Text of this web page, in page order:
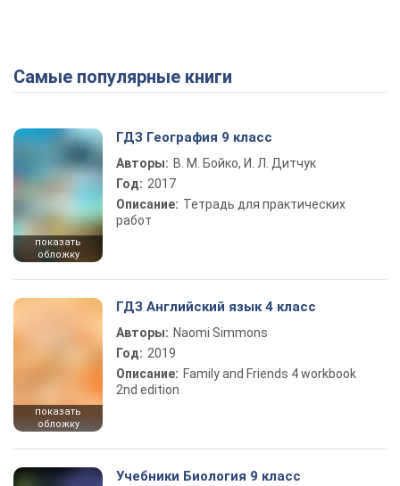
Самые популярные книги
показать
обложку
ГДЗ География 9 класс
Авторы: В. М. Бойко, И. Л. Дитчук
Год: 2017
Описание: Тетрадь для практических
работ
показать
обложку
ГДЗ Английский язык 4 класс
Авторы: Naomi Simmons
Год: 2019
Описание: Family and Friends 4 workbook
2nd edition
Учебники Биология 9 класс